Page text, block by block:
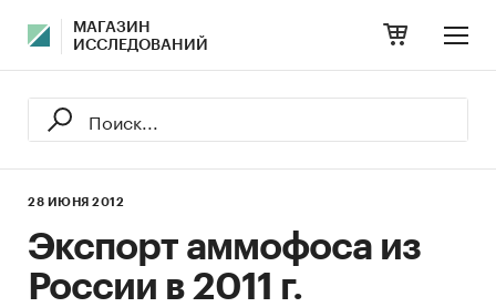
МАГАЗИН
ИССЛЕДОВАНИЙ
28 ИЮНЯ 2012
Экспорт аммофоса из
России в 2011 г.